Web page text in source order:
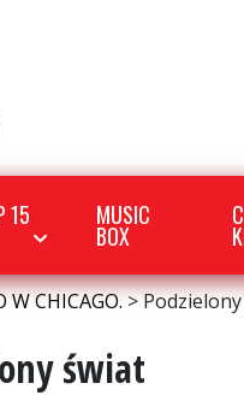
15 MUSIC
BOX
W CHICAGO.>
świat